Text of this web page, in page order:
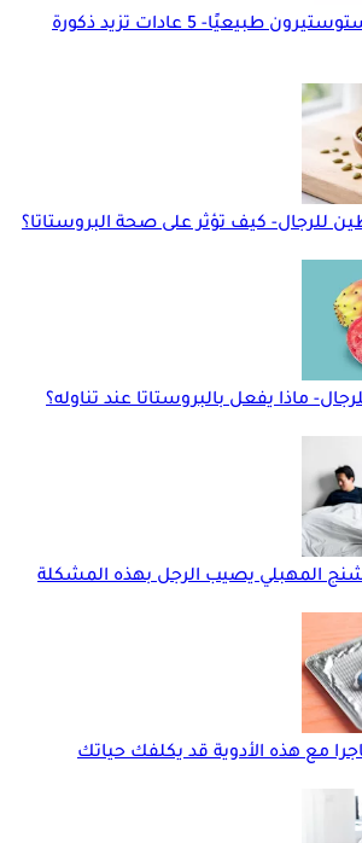
رفع هرمون التستوستيرون طبيعيًا- 5 عادات تزيد ذكورة
للرجال- كيف تؤثر على صحة البروستاتا؟
ماذا يفعل بالبروستاتا عند تناوله؟
المهبلي يصيب الرجل بهذه المشكلة
مع هذه الأدوية قد يكلفك حياتك